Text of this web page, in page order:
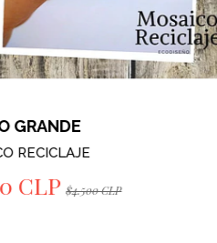
RECICLAJE
CLP $4.500 CLP